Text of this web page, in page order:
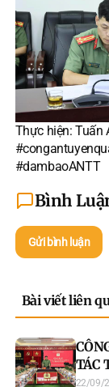
Thực hiện: Tuấn
#dambaoANTT
Bình
Gửi bình luận
Bài viết liên
TÁC
2025
22/09/